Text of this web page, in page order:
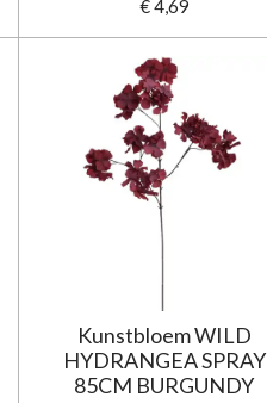
€ 4,69
Kunstbloem WILD
HYDRANGEA SPRAY
85CM BURGUNDY